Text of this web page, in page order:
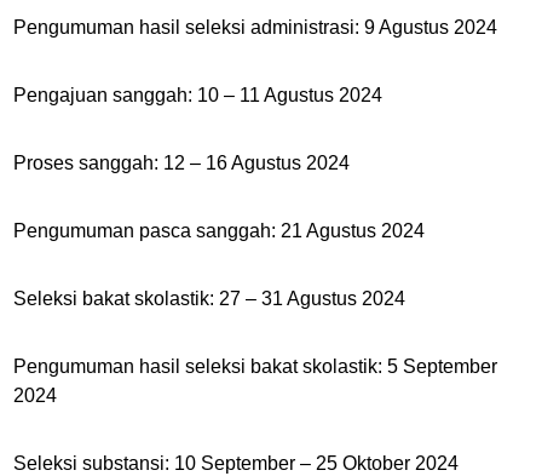
Pengumuman hasil seleksi administrasi: 9 Agustus 2024
Pengajuan sanggah: 10 – 11 Agustus 2024
Proses sanggah: 12 – 16 Agustus 2024
Pengumuman pasca sanggah: 21 Agustus 2024
Seleksi bakat skolastik: 27 – 31 Agustus 2024
Pengumuman hasil seleksi bakat skolastik: 5 September
2024
Seleksi substansi: 10 September – 25 Oktober 2024